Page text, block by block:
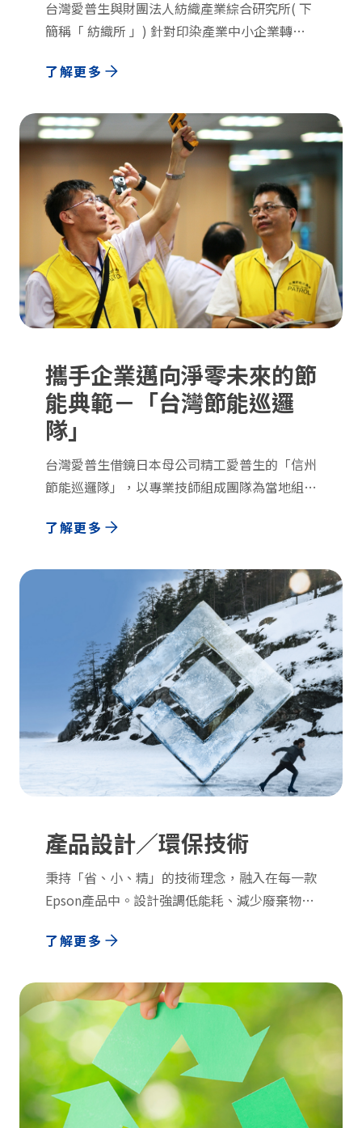
台灣愛普生與財團法人紡織產業綜合研究所( 下
簡稱「 紡織所 」) 針對印染產業中小企業轉型
噴印創新研發中心 」，將數位製程 Know-How
學、研的四方合作，建構創新商業模式。
了解更多
攜手企業邁向淨零未來的節
能典範－「台灣節能巡邏
隊」
台灣愛普生借鏡日本母公司精工愛普生的「信州
節能巡邏隊」，以專業技師組成團隊為當地組織
永續發展協會合作，於2010年成立台灣節能巡
「企業協同合作」模式，攜手非營利組織與企
業，共同迎擊地球環境破壞與能源短缺的威脅。
了解更多
產品設計／環保技術
秉持「省、小、精」的技術理念，融入在每一款
Epson產品中。設計強調低能耗、減少廢棄物、
客戶提供出色的解決方案，也朝著我們2050年
了解更多